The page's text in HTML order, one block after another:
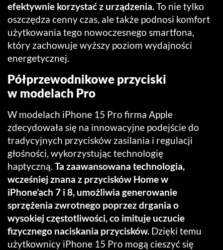
efektywnie korzystać z urządzenia.To nie tylko
oszczędza cenny czas, ale także podnosi komfort
użytkowania tego nowoczesnego smartfona,
który zachowuje wyższy poziom wydajności
energetycznej.
Półprzewodnikowe przyciski
w modelach Pro
W modelach iPhone 15 Pro firma Apple
zdecydowała się na innowacyjne podejście do
tradycyjnych przycisków zasilania i regulacji
głośności, wykorzystując technologię
haptyczną. Ta zaawansowana technologia,
wcześniej znana z przycisków Home w
iPhone’ach 7 i 8, umożliwia generowanie
sprzężenia zwrotnego poprzez drgania o
wysokiej częstotliwości, co imituje uczucie
fizycznego naciskania przycisków. Dzięki temu
użytkownicy iPhone 15 Pro mogą cieszyć się